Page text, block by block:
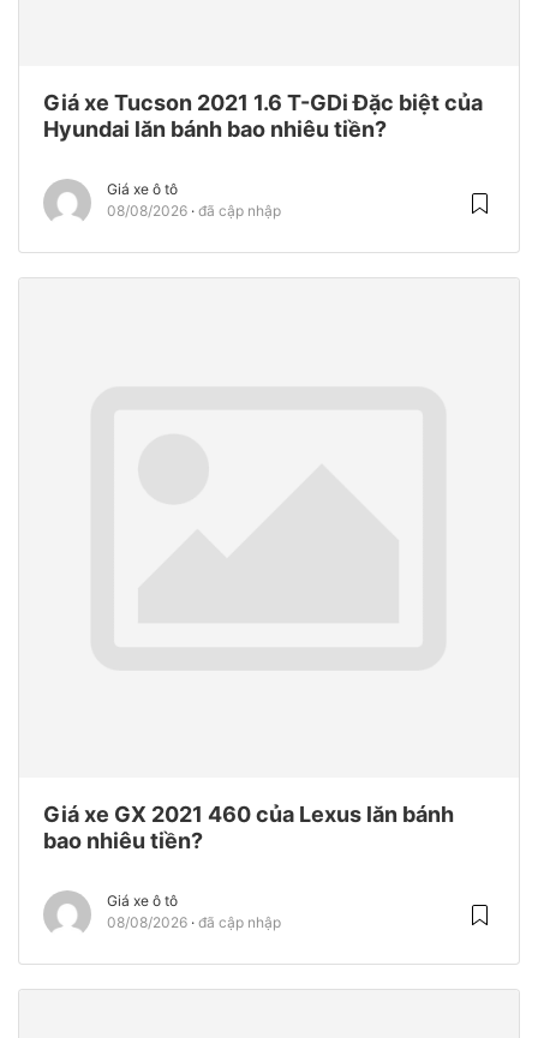
Giá xe Tucson 2021 1.6 T-GDi Đặc biệt của
Hyundai lăn bánh bao nhiêu tiền?
Giá xe ô tô
08/08/2026 đã cập nhập
Giá xe GX 2021 460 của Lexus lăn bánh
bao nhiêu tiền?
Giá xe ô tô
08/08/2026 đã cập nhập